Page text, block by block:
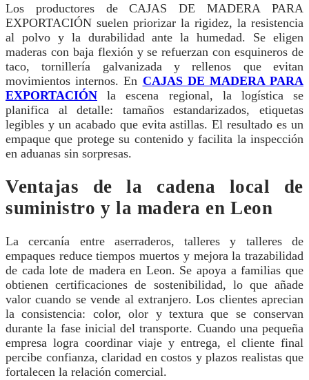
Los productores de CAJAS DE MADERA PARA
EXPORTACIÓN suelen priorizar la rigidez, la resistencia
al polvo y la durabilidad ante la humedad. Se eligen
maderas con baja flexión y se refuerzan con esquineros de
taco, tornillería galvanizada y rellenos que evitan
movimientos internos. En CAJAS DE MADERA PARA
EXPORTACIÓN la escena regional, la logística se
planifica al detalle: tamaños estandarizados, etiquetas
legibles y un acabado que evita astillas. El resultado es un
empaque que protege su contenido y facilita la inspección
en aduanas sin sorpresas.
Ventajas de la cadena local de
suministro y la madera en Leon
La cercanía entre aserraderos, talleres y talleres de
empaques reduce tiempos muertos y mejora la trazabilidad
de cada lote de madera en Leon. Se apoya a familias que
obtienen certificaciones de sostenibilidad, lo que añade
valor cuando se vende al extranjero. Los clientes aprecian
la consistencia: color, olor y textura que se conservan
durante la fase inicial del transporte. Cuando una pequeña
empresa logra coordinar viaje y entrega, el cliente final
percibe confianza, claridad en costos y plazos realistas que
fortalecen la relación comercial.